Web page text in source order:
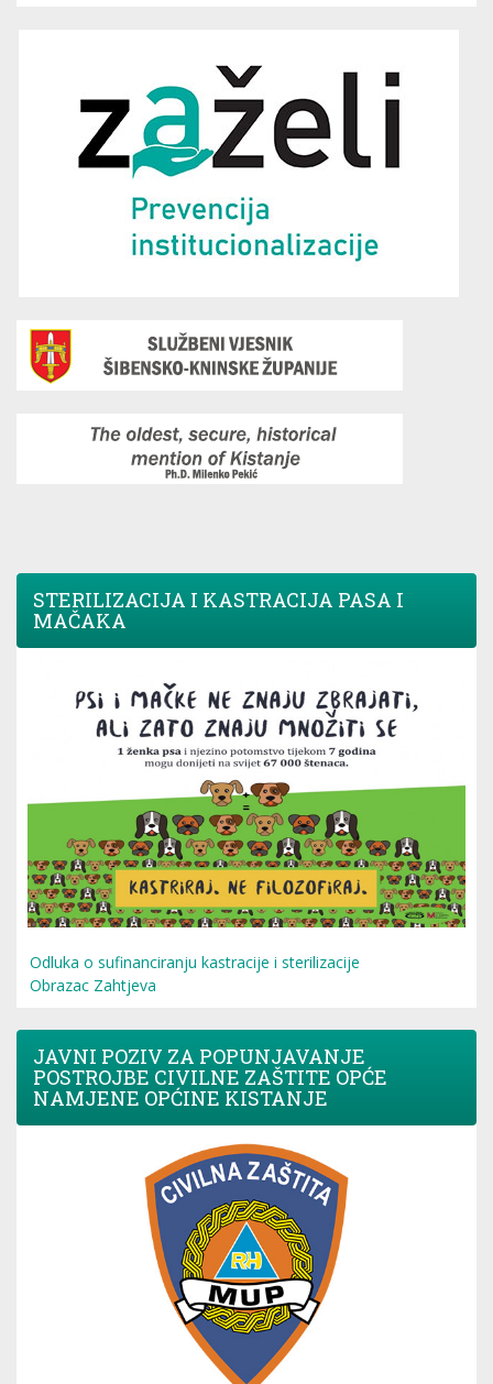
STERILIZACIJA I KASTRACIJA PASA I
MAČAKA
Odluka o sufinanciranju kastracije i sterilizacije
Obrazac Zahtjeva
JAVNI POZIV ZA POPUNJAVANJE
POSTROJBE CIVILNE ZAŠTITE OPĆE
NAMJENE OPĆINE KISTANJE